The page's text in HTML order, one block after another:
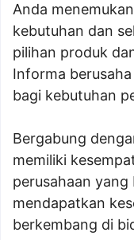
Anda
kebutuhan dan
pilihan produk
Informa
bagi kebutuhan
Bergabung
memiliki
perusahaan
mendapatkan
berkembang di